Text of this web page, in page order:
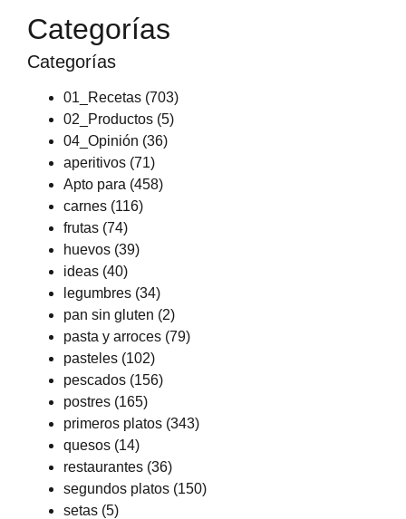
Categorías
Categorías
01_Recetas (703)
02_Productos (5)
04_Opinión (36)
aperitivos (71)
Apto para (458)
carnes (116)
frutas (74)
huevos (39)
ideas (40)
legumbres (34)
pan sin gluten (2)
pasta y arroces (79)
pasteles (102)
pescados (156)
postres (165)
primeros platos (343)
quesos (14)
restaurantes (36)
segundos platos (150)
setas (5)